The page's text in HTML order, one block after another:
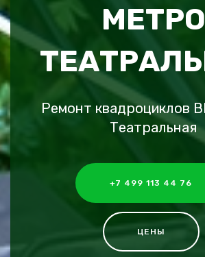
МЕТРО
Ремонт квадроциклов
Театральная
+7 499 113 44 76
ЦЕНЫ